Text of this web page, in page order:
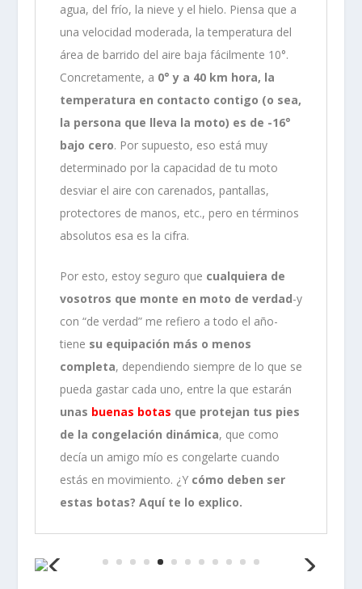
agua, del frío, la nieve y el hielo. Piensa que a
una velocidad moderada, la temperatura del
área de barrido del aire baja fácilmente 10°.
Concretamente, a 0° y a 40 km hora, la
temperatura en contacto contigo (o sea,
la persona que lleva la moto) es de -16°
bajo cero. Por supuesto, eso está muy
determinado por la capacidad de tu moto
desviar el aire con carenados, pantallas,
protectores de manos, etc., pero en términos
absolutos esa es la cifra.
Por esto, estoy seguro que cualquiera de
vosotros que monte en moto de verdad-y
con “de verdad” me refiero a todo el año-
tiene su equipación más o menos
completa, dependiendo siempre de lo que se
pueda gastar cada uno, entre la que estarán
unas buenas botas que protejan tus pies
de la congelación dinámica, que como
decía un amigo mío es congelarte cuando
estás en movimiento. ¿Y cómo deben ser
estas botas? Aquí te lo explico.